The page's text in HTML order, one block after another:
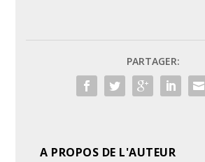
PARTAGER:
A PROPOS DE L'AUTEUR